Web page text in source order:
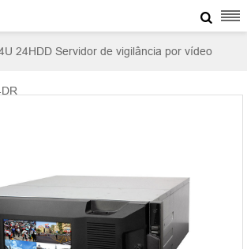

24HDD Servidor de vigilância por vídeo